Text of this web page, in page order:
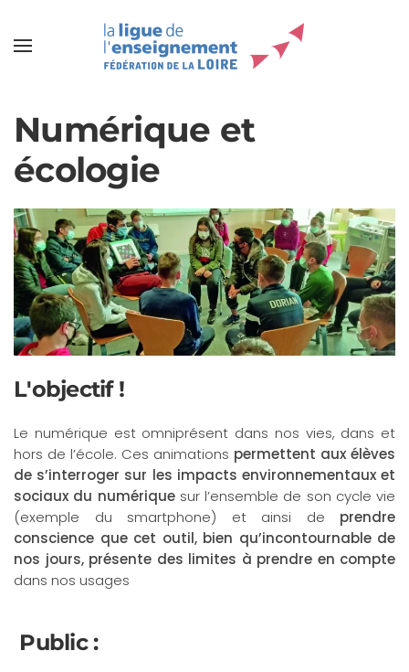
Numérique et
écologie
L'objectif !
Le numérique est omniprésent dans nos vies, dans et
hors de l’école. Ces animations permettent aux élèves
de s’interroger sur les impacts environnementaux et
sociaux du numériquesur l’ensemble de son cycle vie
(exemple du smartphone) et ainsi de prendre
conscience que cet outil, bien qu’incontournable de
nos jours, présente des limites à prendre en compte
dans nos usages
Public :